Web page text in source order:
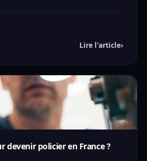
Lire l'article›
devenir policier en France ?